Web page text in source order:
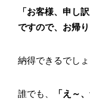
「お客様、申し
ですので、お帰り
納得できるでしょ
誰でも、 「え～